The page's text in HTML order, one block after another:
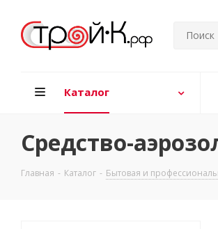
Каталог
Средство-
Главная - Каталог - Бытовая и